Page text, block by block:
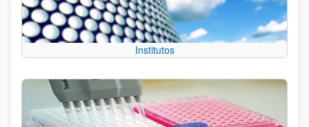
Institutos